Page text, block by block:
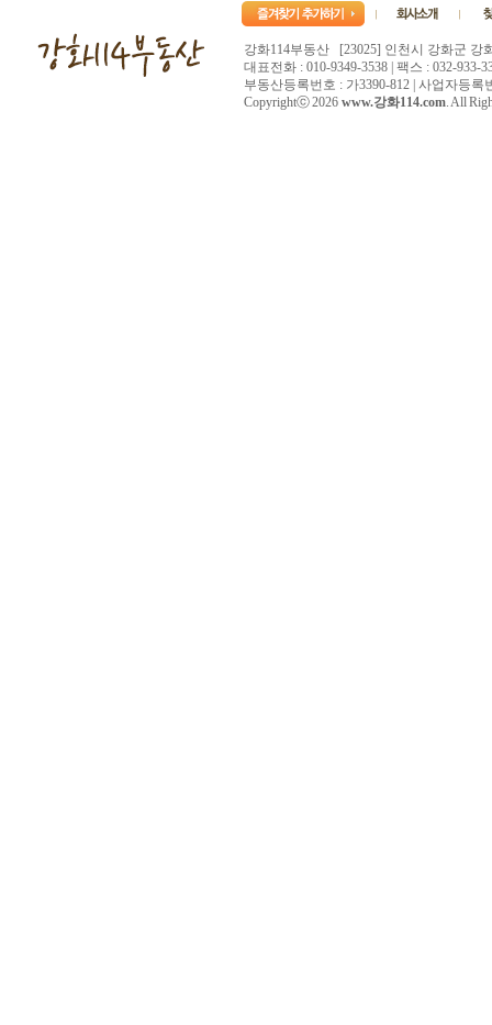
강화114부동산 [23025] 인천시 강화군 강
대표전화 : 010-9349-3538 | 팩스 : 032-933-
부동산등록번호 : 가3390-812 | 사업자등록
Copyrightⓒ 2026 www.강화114.com. All